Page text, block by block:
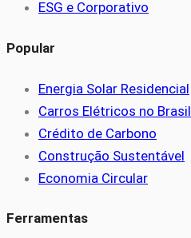
ESG e Corporativo
Popular
Energia Solar Residencial
Carros Elétricos no Brasil
Crédito de Carbono
Construção Sustentável
Economia Circular
Ferramentas